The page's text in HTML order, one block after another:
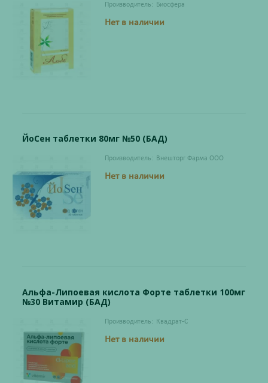
Производитель: Биосфера
Нет в наличии
ЙоСен таблетки 80мг №50 (БАД)
Производитель: Внешторг Фарма ООО
Нет в наличии
Альфа-Липоевая кислота Форте таблетки 100мг
№30 Витамир (БАД)
Производитель: Квадрат-С
Нет в наличии